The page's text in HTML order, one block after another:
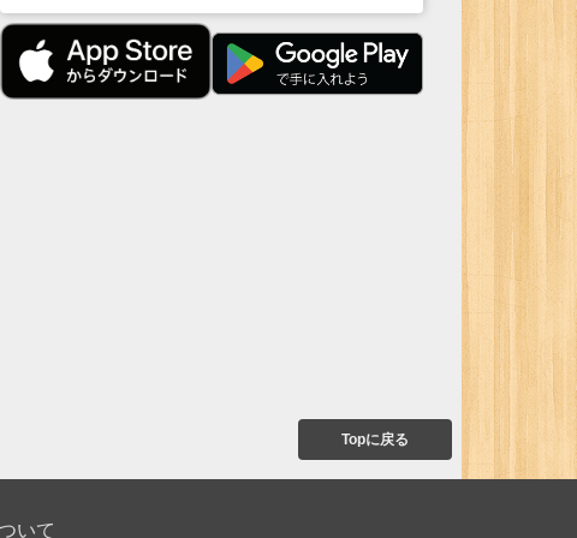
Topに戻る
いて